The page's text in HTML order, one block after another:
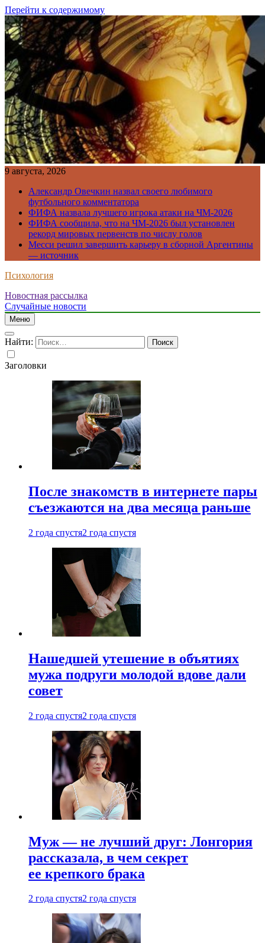
Перейти к содержимому
9 августа, 2026
Александр Овечкин назвал своего любимого
футбольного комментатора
ФИФА назвала лучшего игрока атаки на ЧМ-2026
ФИФА сообщила, что на ЧМ-2026 был установлен
рекорд мировых первенств по числу голов
Месси решил завершить карьеру в сборной Аргентины
— источник
Психология
Новостная рассылка
Случайные новости
Меню
Найти:
Заголовки
После знакомств в интернете пары
съезжаются на два месяца раньше
2 года спустя2 года спустя
Нашедшей утешение в объятиях
мужа подруги молодой вдове дали
совет
2 года спустя2 года спустя
Муж — не лучший друг: Лонгория
рассказала, в чем секрет
ее крепкого брака
2 года спустя2 года спустя